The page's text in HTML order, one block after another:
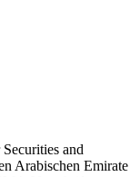
and
Arabischen Emirate